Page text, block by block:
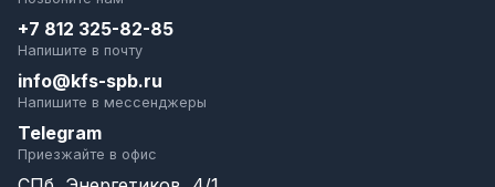
+7 812 325-82-85
Напишите в почту
info@kfs-spb.ru
Напишите в мессенджеры
Telegram
Приезжайте в офис